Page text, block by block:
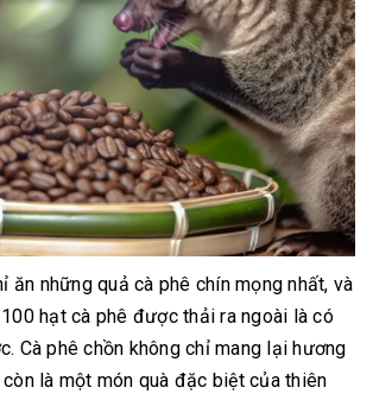
ăn những quả cà phê chín mọng nhất, và
hạt cà phê được thải ra ngoài là có
Cà phê chồn không chỉ mang lại hương
là một món quà đặc biệt của thiên